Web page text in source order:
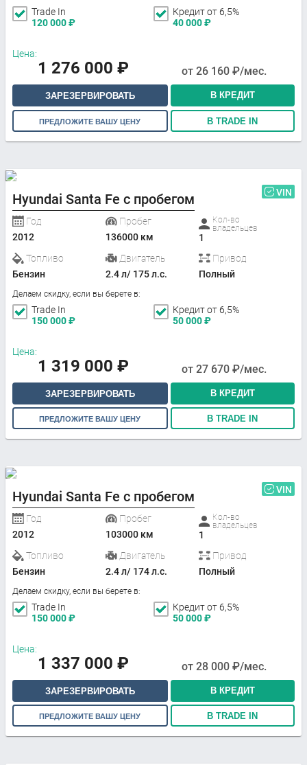
Trade In
120 000₽
Кредит от 6,5%
40 000₽
Цена:
1 276 000 ₽ от 26 160 ₽/мес.
ЗАРЕЗЕРВИРОВАТЬ В КРЕДИТ
ПРЕДЛОЖИТЕ ВАШУ ЦЕНУ В TRADE IN
Hyundai Santa Fe с пробегом VIN
Год
2012
Пробег
136000 км
Кол-во
владельцев
1
Топливо
Бензин
Двигатель
2.4 л/ 175 л.с.
Привод
Полный
Делаем скидку, если вы берете в:
Trade In
150 000₽
Кредит от 6,5%
50 000₽
Цена:
1 319 000 ₽ от 27 670 ₽/мес.
ЗАРЕЗЕРВИРОВАТЬ В КРЕДИТ
ПРЕДЛОЖИТЕ ВАШУ ЦЕНУ В TRADE IN
Hyundai Santa Fe с пробегом VIN
Год
2012
Пробег
103000 км
Кол-во
владельцев
1
Топливо
Бензин
Двигатель
2.4 л/ 174 л.с.
Привод
Полный
Делаем скидку, если вы берете в:
Trade In
150 000₽
Кредит от 6,5%
50 000₽
Цена:
1 337 000 ₽ от 28 000 ₽/мес.
ЗАРЕЗЕРВИРОВАТЬ В КРЕДИТ
ПРЕДЛОЖИТЕ ВАШУ ЦЕНУ В TRADE IN